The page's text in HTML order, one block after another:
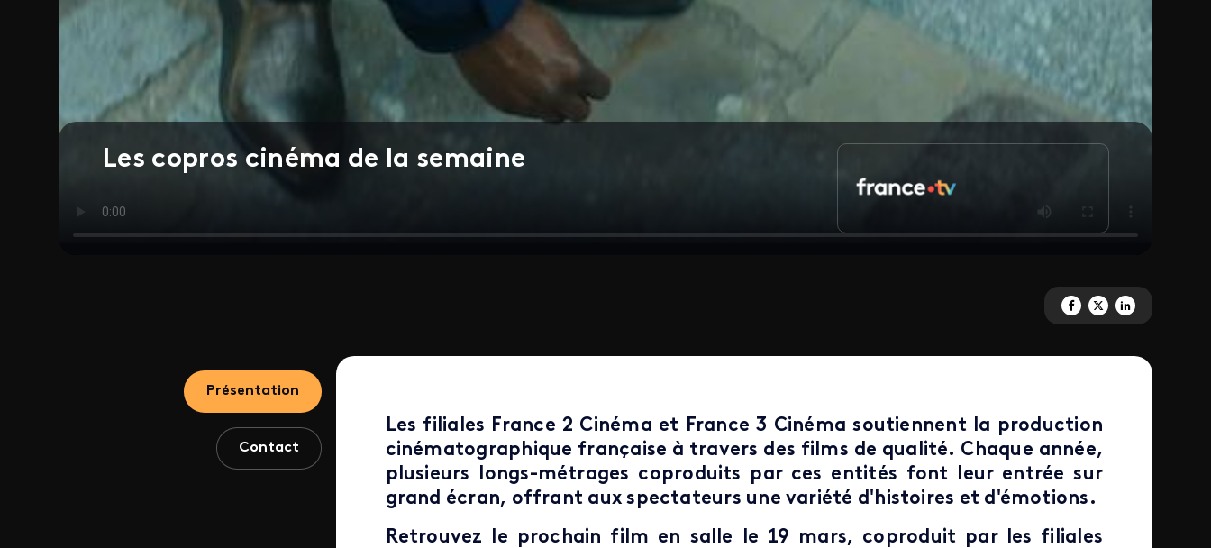
Les copros cinéma de la semaine
Partagez 'Les copros cinéma
Partagez 'Les copros
Partagez 'Les
Présentation
Contact
Les filiales France 2 Cinéma et France 3 Cinéma soutiennent la production
cinématographique française à travers des films de qualité. Chaque année,
plusieurs longs-métrages coproduits par ces entités font leur entrée sur
grand écran, offrant aux spectateurs une variété d'histoires et d'émotions.
Retrouvez le prochain film en salle le 19 mars, coproduit par les filiales